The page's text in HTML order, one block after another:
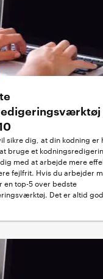
sikre dig, at din kodning er
bruge et
med at arbejde mere
fejlfrit. Hvis du arbejder
en top-5 over bedste
Det er altid